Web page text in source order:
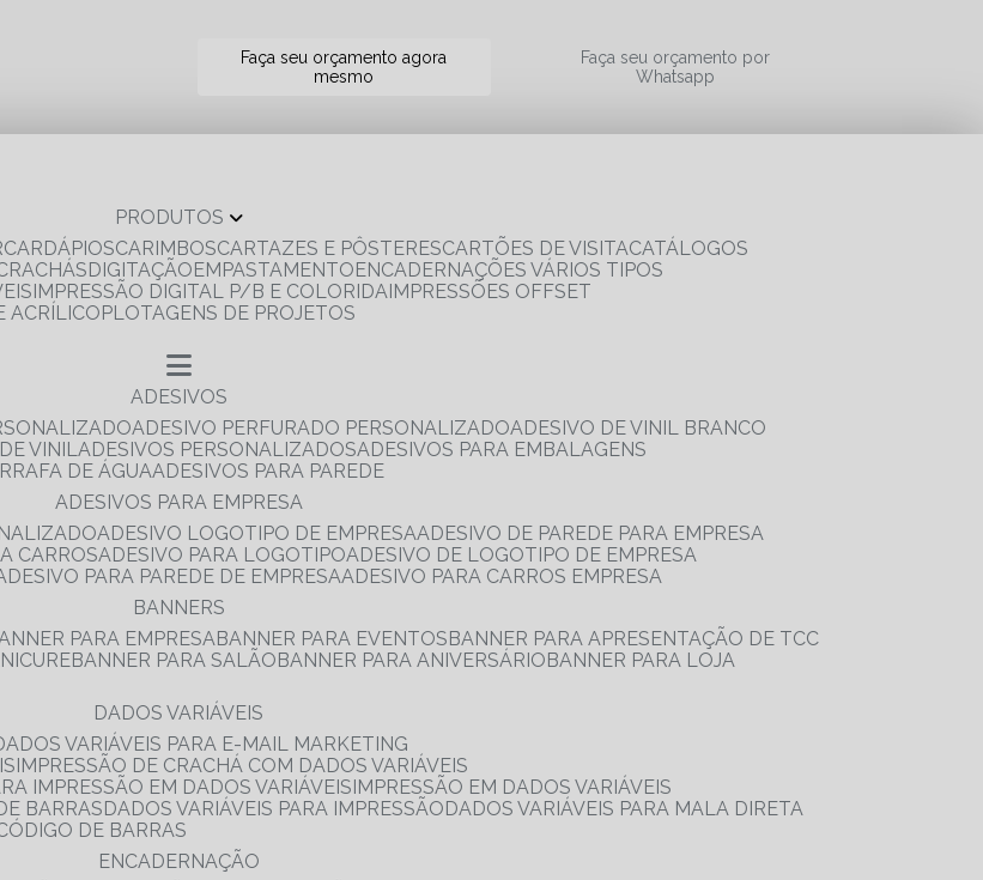
Faça seu orçamento agora
mesmo
Faça seu orçamento por
Whatsapp
PRODUTOS
CARDÁPIOS CARIMBOS CARTAZES E PÔSTERES CARTÕES DE VISITA
CATÁLOGOS
DIGITAÇÃO EMPASTAMENTO
ENCADERNAÇÕES VÁRIOS TIPOS
IMPRESSÃO DIGITAL P/B E COLORIDA IMPRESSÕES OFFSET
ACRÍLICO
PLOTAGENS DE PROJETOS
ADESIVOS
ADESIVO PERFURADO PERSONALIZADO
ADESIVO DE VINIL BRANCO
DE VINIL ADESIVOS PERSONALIZADOS
ADESIVOS PARA EMBALAGENS
DE ÁGUA
ADESIVOS PARA PAREDE
ADESIVOS PARA EMPRESA
ADESIVO LOGOTIPO DE EMPRESA
ADESIVO DE PAREDE PARA EMPRESA
CARROS ADESIVO PARA LOGOTIPO
ADESIVO DE LOGOTIPO DE EMPRESA
ADESIVO PARA PAREDE DE EMPRESA
ADESIVO PARA CARROS EMPRESA
BANNERS
PARA EMPRESA BANNER PARA EVENTOS
BANNER PARA APRESENTAÇÃO DE TCC
BANNER PARA SALÃO BANNER PARA ANIVERSÁRIO
BANNER PARA LOJA
DADOS VARIÁVEIS
DADOS VARIÁVEIS PARA E-MAIL MARKETING
IMPRESSÃO DE CRACHÁ COM DADOS VARIÁVEIS
IMPRESSÃO EM DADOS VARIÁVEIS IMPRESSÃO EM DADOS VARIÁVEIS
BARRAS
DADOS VARIÁVEIS PARA IMPRESSÃO
DADOS VARIÁVEIS PARA MALA DIRETA
DE BARRAS
ENCADERNAÇÃO